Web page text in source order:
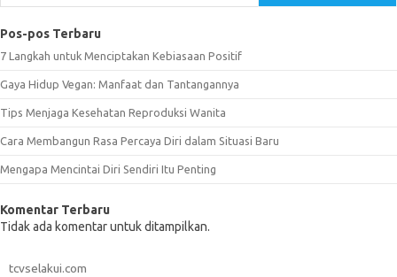
Pos-pos Terbaru
7 Langkah untuk Menciptakan Kebiasaan Positif
Gaya Hidup Vegan: Manfaat dan Tantangannya
Tips Menjaga Kesehatan Reproduksi Wanita
Cara Membangun Rasa Percaya Diri dalam Situasi Baru
Mengapa Mencintai Diri Sendiri Itu Penting
Komentar Terbaru
Tidak ada komentar untuk ditampilkan.
tcvselakui.com